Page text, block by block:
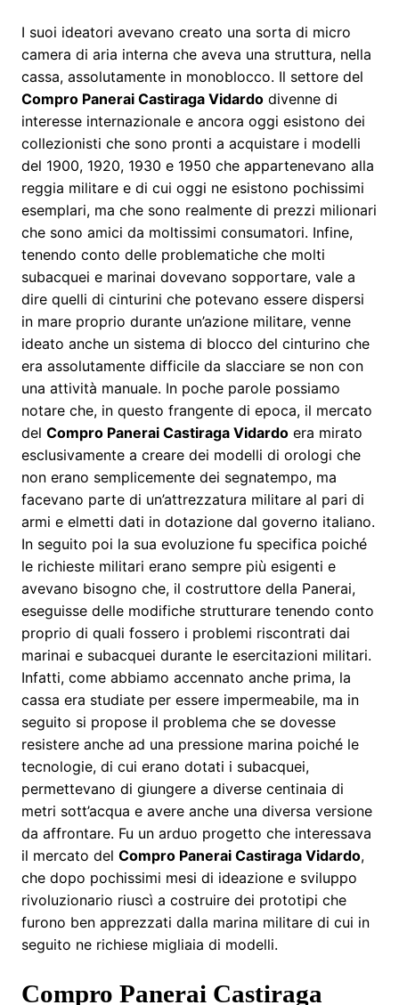
I suoi ideatori avevano creato una sorta di micro
camera di aria interna che aveva una struttura, nella
cassa, assolutamente in monoblocco. Il settore del
Compro Panerai Castiraga Vidardo divenne di
interesse internazionale e ancora oggi esistono dei
collezionisti che sono pronti a acquistare i modelli
del 1900, 1920, 1930 e 1950 che appartenevano alla
reggia militare e di cui oggi ne esistono pochissimi
esemplari, ma che sono realmente di prezzi milionari
che sono amici da moltissimi consumatori. Infine,
tenendo conto delle problematiche che molti
subacquei e marinai dovevano sopportare, vale a
dire quelli di cinturini che potevano essere dispersi
in mare proprio durante un’azione militare, venne
ideato anche un sistema di blocco del cinturino che
era assolutamente difficile da slacciare se non con
una attività manuale. In poche parole possiamo
notare che, in questo frangente di epoca, il mercato
del Compro Panerai Castiraga Vidardo era mirato
esclusivamente a creare dei modelli di orologi che
non erano semplicemente dei segnatempo, ma
facevano parte di un’attrezzatura militare al pari di
armi e elmetti dati in dotazione dal governo italiano.
In seguito poi la sua evoluzione fu specifica poiché
le richieste militari erano sempre più esigenti e
avevano bisogno che, il costruttore della Panerai,
eseguisse delle modifiche strutturare tenendo conto
proprio di quali fossero i problemi riscontrati dai
marinai e subacquei durante le esercitazioni militari.
Infatti, come abbiamo accennato anche prima, la
cassa era studiate per essere impermeabile, ma in
seguito si propose il problema che se dovesse
resistere anche ad una pressione marina poiché le
tecnologie, di cui erano dotati i subacquei,
permettevano di giungere a diverse centinaia di
metri sott’acqua e avere anche una diversa versione
da affrontare. Fu un arduo progetto che interessava
il mercato del Compro Panerai Castiraga Vidardo,
che dopo pochissimi mesi di ideazione e sviluppo
rivoluzionario riuscì a costruire dei prototipi che
furono ben apprezzati dalla marina militare di cui in
seguito ne richiese migliaia di modelli.
Compro Panerai Castiraga